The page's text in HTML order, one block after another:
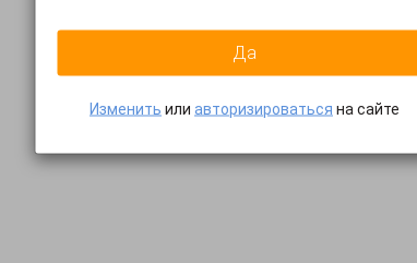
Да
Изменить или авторизироваться на сайте